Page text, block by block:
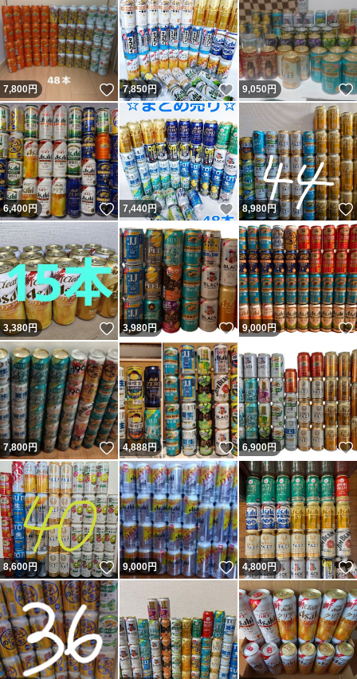
7,800円 いいね！
7,850円 いいね！
9,050円
6,400円 いいね！
7,440円 いいね！
8,980円
3,380円 いいね！
3,980円 いいね！
9,000円
7,800円 いいね！
4,888円 いいね！
6,900円
8,600円 いいね！
9,000円 いいね！
4,800円